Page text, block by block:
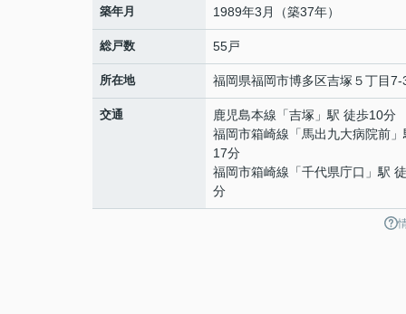
築年月 1989年3月（築37年）
総戸数 55戸
所在地 福岡県福岡市博多区吉塚 ５丁目7-
交通 鹿児島本線 「吉塚 」駅 徒歩10分
福岡市箱崎線 「馬出九大病院前
17分
福岡市箱崎線 「千代県庁口 」駅
分